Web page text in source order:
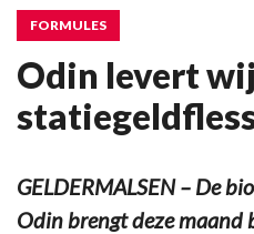
FORMULES
Odin levert
GELDERMALSEN – De
Odin brengt deze maand